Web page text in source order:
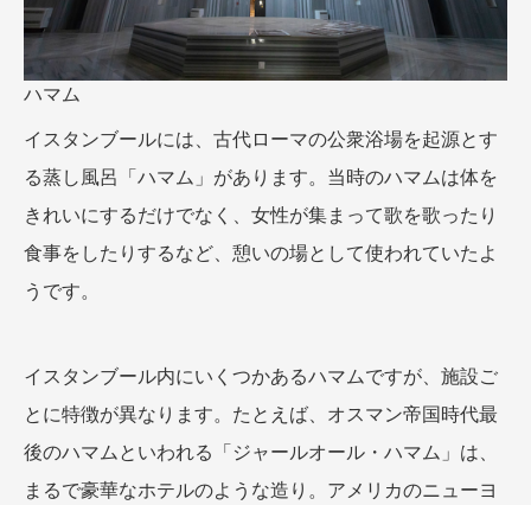
ハマム
イスタンブールには、古代ローマの公衆浴場を起源とす
る蒸し風呂「ハマム」があります。当時のハマムは体を
きれいにするだけでなく、女性が集まって歌を歌ったり
食事をしたりするなど、憩いの場として使われていたよ
うです。
イスタンブール内にいくつかあるハマムですが、施設ご
とに特徴が異なります。たとえば、オスマン帝国時代最
後のハマムといわれる「ジャールオール・ハマム」は、
まるで豪華なホテルのような造り。アメリカのニューヨ